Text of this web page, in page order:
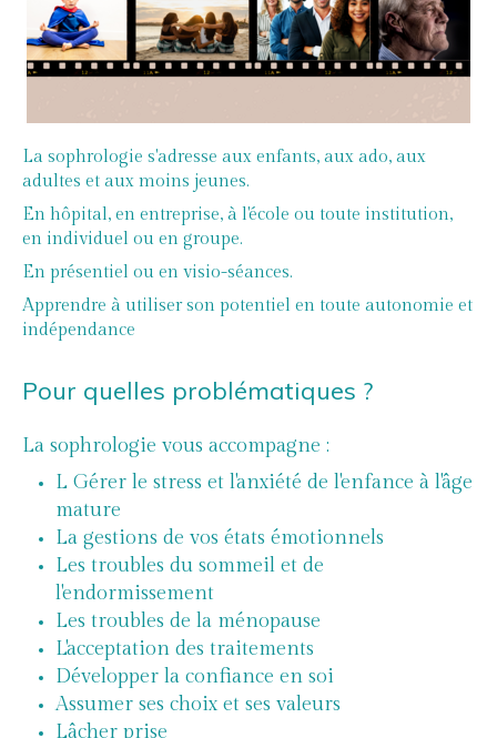
La sophrologie s'adresse aux enfants, aux ado, aux
adultes et aux moins jeunes.
En hôpital, en entreprise, à l'école ou toute institution,
en individuel ou en groupe.
En présentiel ou en visio-séances.
Apprendre à utiliser son potentiel en toute autonomie et
indépendance
Pour quelles problématiques ?
La sophrologie vous accompagne :
L Gérer le stress et l'anxiété de l'enfance à l'âge
mature
La gestions de vos états émotionnels
Les troubles du sommeil et de
l'endormissement
Les troubles de la ménopause
L'acceptation des traitements
Développer la confiance en soi
Assumer ses choix et ses valeurs
Lâcher prise